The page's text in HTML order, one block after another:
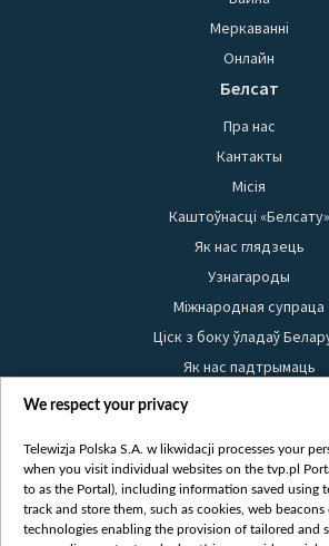
Меркаванні
Онлайн
Белсат
Пра нас
Кантакты
Місія
Каштоўнасці «Белсату»
Як нас глядзець
Узнагароды
Міжнародная супраца
Ціск з боку ўладаў
Як нас падтрымаць
Правілы выкарыстання
Бяспека
Youtube
Белсат news
We respect your privacy
Telewizja Polska S.A. w likwidacji processes your
when you visit individual websites on the tvp.pl
to as the Portal), including information saved using
track and store them, such as cookies, web
technologies enabling the provision of tailored and